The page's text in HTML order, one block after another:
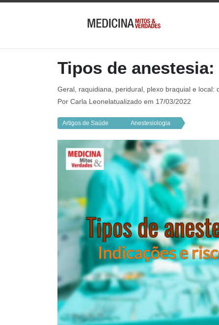
Tipos de
Geral, raquidiana, peridural, plexo braquial e
Por Carla Leonelatualizado em 17/03/2022
Artigos de Saúde Anestesiologia